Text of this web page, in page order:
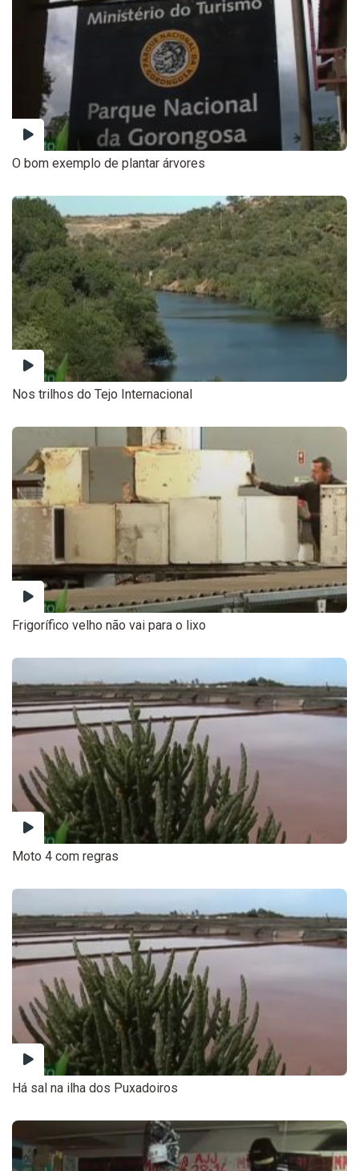
O bom exemplo de plantar árvores
Nos trilhos do Tejo Internacional
Frigorífico velho não vai para o lixo
Moto 4 com regras
Há sal na ilha dos Puxadoiros